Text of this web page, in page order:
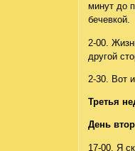
минут до
бечевкой.
2-00.
другой
2-30. Вот
Третья
День
17-00. Я